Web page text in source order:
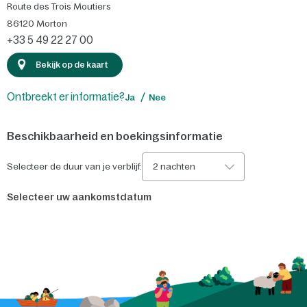
Route des Trois Moutiers
86120 Morton
+33 5 49 22 27 00
Bekijk op de kaart
Ontbreekt er informatie?Ja Nee
Beschikbaarheid en boekingsinformatie
Selecteer de duur van je verblijf: 2 nachten
Selecteer uw aankomstdatum